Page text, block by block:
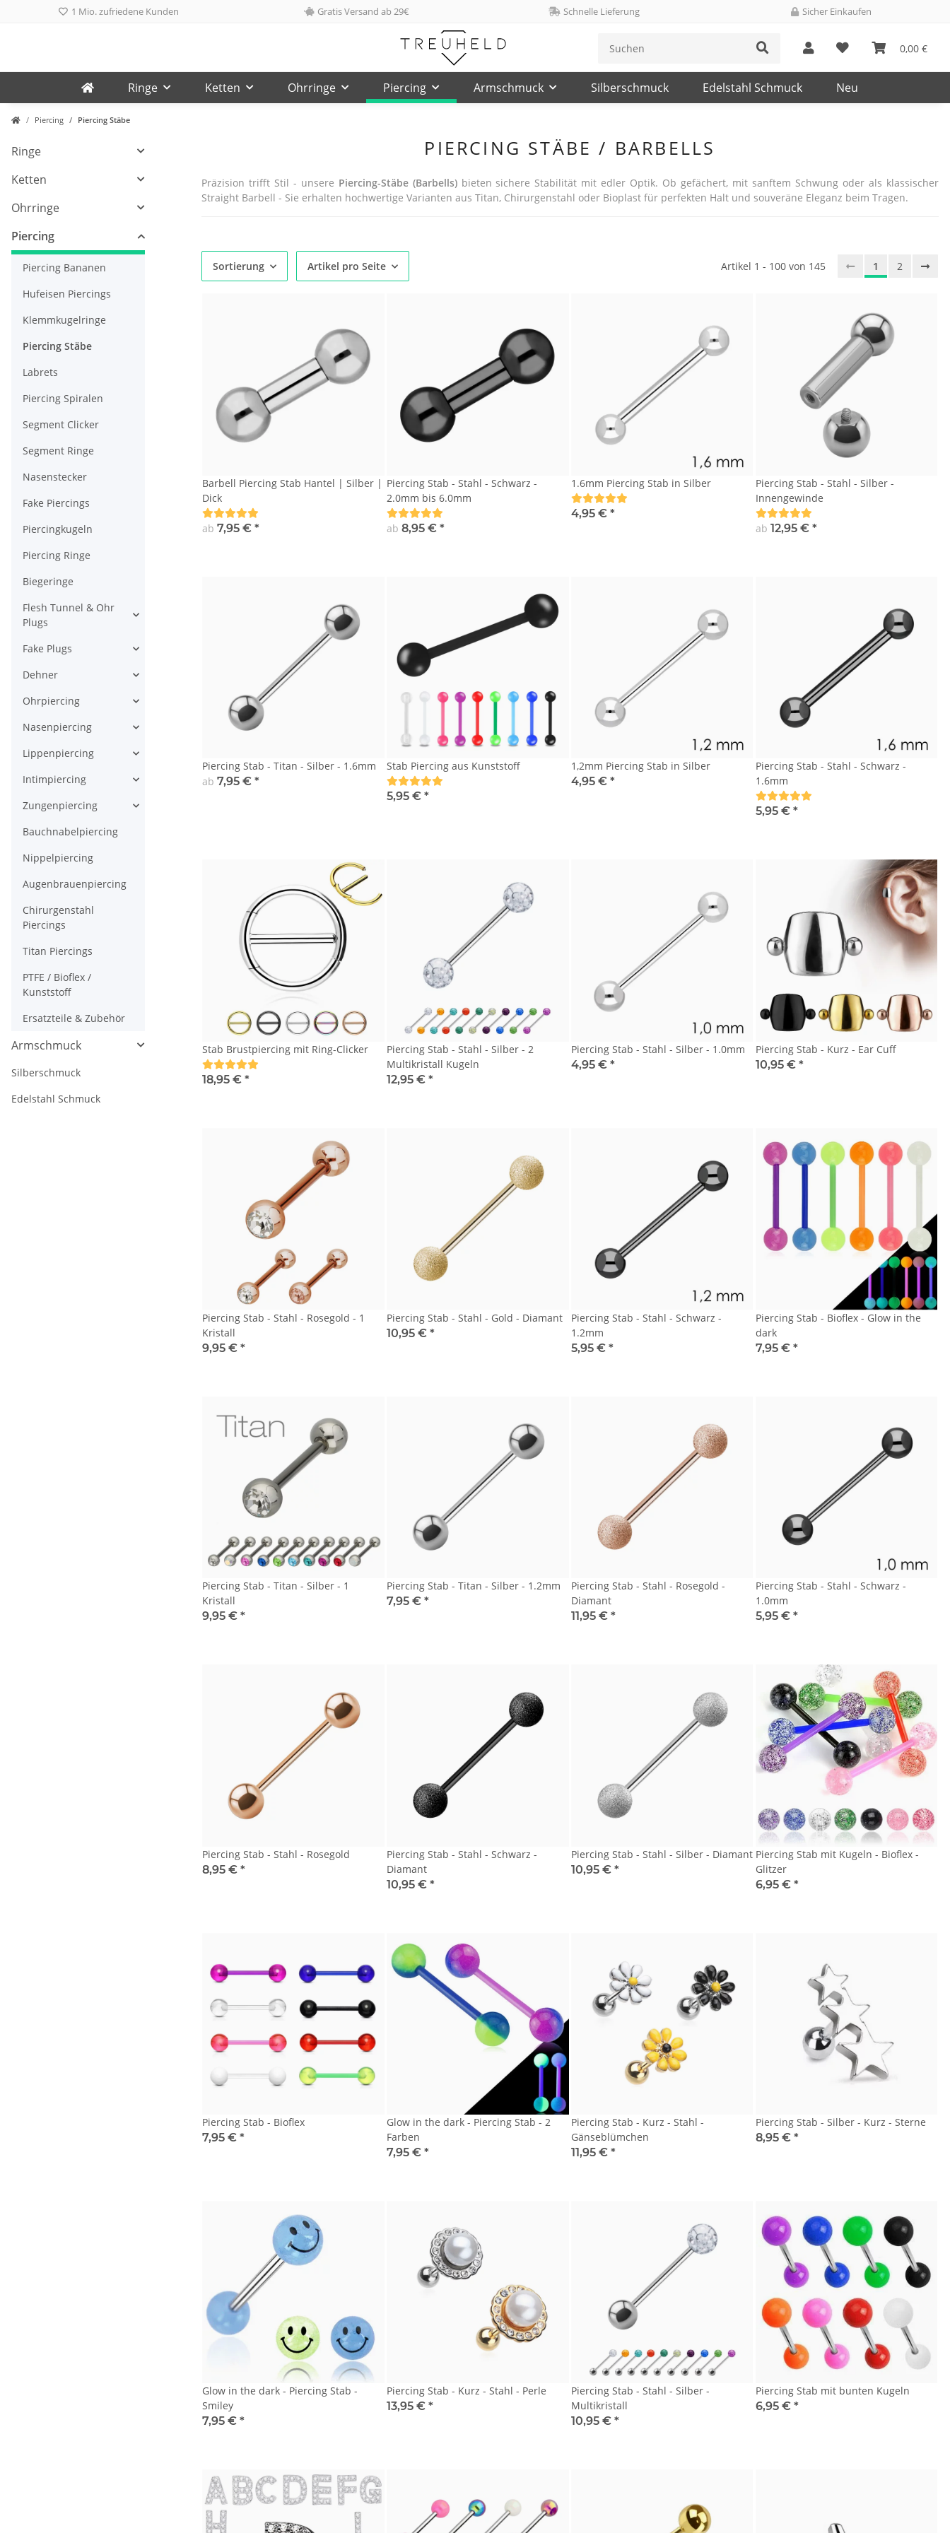
1 Mio. zufriedene Kunden Gratis Versand ab 29€ Schnelle Lieferung Sicher Einkaufen
0,00 €
Ringe Ketten Ohrringe Piercing Armschmuck Silberschmuck Edelstahl Schmuck Neu
Piercing Piercing Stäbe
PIERCING STÄBE / BARBELLS
Präzision trifft Stil - unsere Piercing-Stäbe (Barbells)bieten sichere Stabilität mit edler Optik. Ob gefächert, mit sanftem Schwung oder als klassischer
Straight Barbell - Sie erhalten hochwertige Varianten aus Titan, Chirurgenstahl oder Bioplast für perfekten Halt und souveräne Eleganz beim Tragen.
Sortierung Artikel pro Seite Artikel 1 - 100 von 145 1 2
Barbell Piercing Stab Hantel | Silber |
Dick
ab7,95 €*
Piercing Stab - Stahl - Schwarz -
2.0mm bis 6.0mm
ab8,95 €*
1.6mm Piercing Stab in Silber
4,95 € *
Piercing Stab - Stahl - Silber -
Innengewinde
ab 12,95 € *
Piercing Stab - Titan - Silber - 1.6mm
ab7,95 €*
Stab Piercing aus Kunststoff
5,95 €*
1,2mm Piercing Stab in Silber
4,95 € *
Piercing Stab - Stahl - Schwarz -
1.6mm
5,95 € *
Stab Brustpiercing mit Ring-Clicker
18,95 €*
Piercing Stab - Stahl - Silber - 2
Multikristall Kugeln
12,95 €*
Piercing Stab - Stahl - Silber - 1.0mm
4,95 € *
Piercing Stab - Kurz - Ear Cuff
10,95 € *
Piercing Stab - Stahl - Rosegold - 1
Kristall
9,95 €*
Piercing Stab - Stahl - Gold - Diamant
10,95 €*
Piercing Stab - Stahl - Schwarz -
1.2mm
5,95 € *
Piercing Stab - Bioflex - Glow in the
dark
7,95 € *
Piercing Stab - Titan - Silber - 1
Kristall
9,95 €*
Piercing Stab - Titan - Silber - 1.2mm
7,95 €*
Piercing Stab - Stahl - Rosegold -
Diamant
11,95 € *
Piercing Stab - Stahl - Schwarz -
1.0mm
5,95 € *
Piercing Stab - Stahl - Rosegold
8,95 €*
Piercing Stab - Stahl - Schwarz -
Diamant
10,95 €*
Piercing Stab - Stahl - Silber - Diamant
10,95 € *
Piercing Stab mit Kugeln - Bioflex -
Glitzer
6,95 € *
Piercing Stab - Bioflex
7,95 €*
Glow in the dark - Piercing Stab - 2
Farben
7,95 €*
Piercing Stab - Kurz - Stahl -
Gänseblümchen
11,95 € *
Piercing Stab - Silber - Kurz - Sterne
8,95 € *
Glow in the dark - Piercing Stab -
Smiley
7,95 €*
Piercing Stab - Kurz - Stahl - Perle
13,95 €*
Piercing Stab - Stahl - Silber -
Multikristall
10,95 € *
Piercing Stab mit bunten Kugeln
6,95 € *
Ringe
Ketten
Ohrringe
Piercing
Piercing Bananen
Hufeisen Piercings
Klemmkugelringe
Piercing Stäbe
Labrets
Piercing Spiralen
Segment Clicker
Segment Ringe
Nasenstecker
Fake Piercings
Piercingkugeln
Piercing Ringe
Biegeringe
Flesh Tunnel & Ohr
Plugs
Fake Plugs
Dehner
Ohrpiercing
Nasenpiercing
Lippenpiercing
Intimpiercing
Zungenpiercing
Bauchnabelpiercing
Nippelpiercing
Augenbrauenpiercing
Chirurgenstahl
Piercings
Titan Piercings
PTFE / Bioflex /
Kunststoff
Ersatzteile & Zubehör
Armschmuck
Silberschmuck
Edelstahl Schmuck